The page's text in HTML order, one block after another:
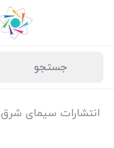
انتشارات سیمای شرق